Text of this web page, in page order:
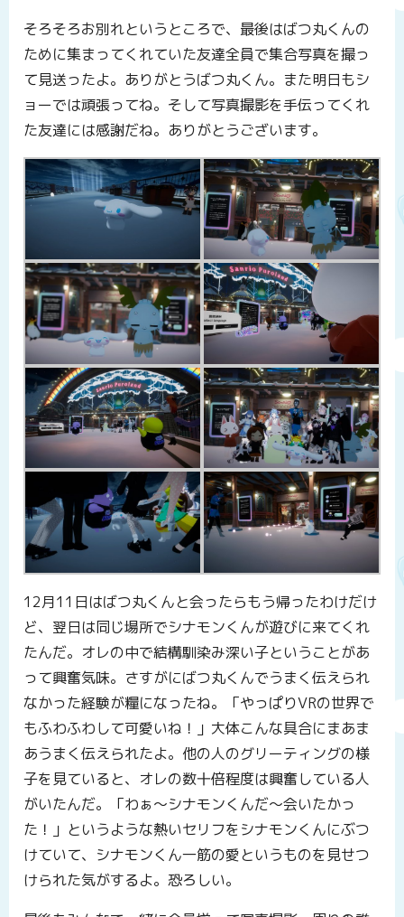
そろそろお別れというところで、最後はばつ丸くんの
ために集まってくれていた友達全員で集合写真を撮っ
て見送ったよ。ありがとうばつ丸くん。また明日もシ
ョーでは頑張ってね。そして写真撮影を手伝ってくれ
た友達には感謝だね。ありがとうございます。
12月11日はばつ丸くんと会ったらもう帰ったわけだけ
ど、翌日は同じ場所でシナモンくんが遊びに来てくれ
たんだ。オレの中で結構馴染み深い子ということがあ
って興奮気味。さすがにばつ丸くんでうまく伝えられ
なかった経験が糧になったね。「やっぱりVRの世界で
もふわふわして可愛いね！」大体こんな具合にまあま
あうまく伝えられたよ。他の人のグリーティングの様
子を見ていると、オレの数十倍程度は興奮している人
がいたんだ。「わぁ～シナモンくんだ～会いたかっ
た！」というような熱いセリフをシナモンくんにぶつ
けていて、シナモンくん一筋の愛というものを見せつ
けられた気がするよ。恐ろしい。